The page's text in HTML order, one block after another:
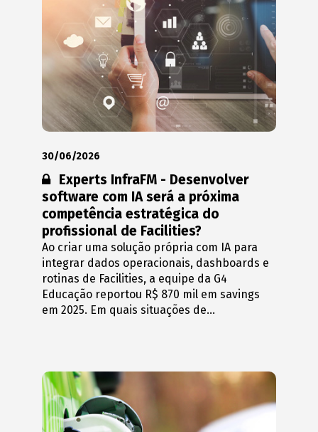
30/06/2026
Conteúdo restrito:
Experts InfraFM - Desenvolver
software com IA será a próxima
competência estratégica do
profissional de Facilities?
Ao criar uma solução própria com IA para
integrar dados operacionais, dashboards e
rotinas de Facilities, a equipe da G4
Educação reportou R$ 870 mil em savings
em 2025. Em quais situações de...